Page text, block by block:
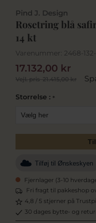
Pind J. Design
Rosetring blå
14 kt
Varenummer: 2468-132-
Vejl. pris21.415,00 kr
17.132,00 kr
Storrelse : *
Tilføj til Ønskeskyen
Fjernlager (3-10
Fri fragt til pakkeshop
4,8 / 5 stjerner på
30 dages bytte- og